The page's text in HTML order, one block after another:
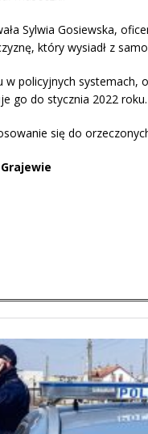
Sylwia Gosiewska,
który wysiadł z
w policyjnych systemach,
go do stycznia 2022 roku.
się do
Grajewie